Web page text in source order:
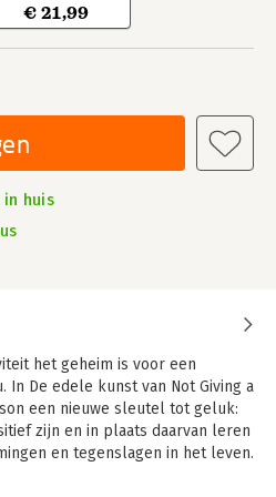
€ 21,99
in huis
het geheim is voor een
De edele kunst van Not Giving a
een nieuwe sleutel tot geluk:
zijn en in plaats daarvan leren
en tegenslagen in het leven.